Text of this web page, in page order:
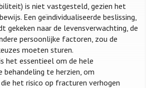
is niet vastgesteld, gezien het
Een geïndividualiseerde beslissing,
gekeken naar de levensverwachting, de
persoonlijke factoren, zou de
moeten sturen.
het essentieel om de hele
behandeling te herzien, om
het risico op fracturen verhogen